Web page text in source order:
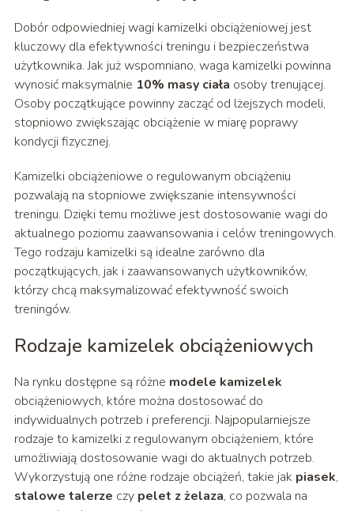
Dobór odpowiedniej wagi kamizelki obciążeniowej jest
kluczowy dla efektywności treningu i bezpieczeństwa
użytkownika. Jak już wspomniano, waga kamizelki powinna
wynosić maksymalnie 10% masy ciała osoby trenującej.
Osoby początkujące powinny zacząć od lżejszych modeli,
stopniowo zwiększając obciążenie w miarę poprawy
kondycji fizycznej.
Kamizelki obciążeniowe o regulowanym obciążeniu
pozwalają na stopniowe zwiększanie intensywności
treningu. Dzięki temu możliwe jest dostosowanie wagi do
aktualnego poziomu zaawansowania i celów treningowych.
Tego rodzaju kamizelki są idealne zarówno dla
początkujących, jak i zaawansowanych użytkowników,
którzy chcą maksymalizować efektywność swoich
treningów.
Rodzaje kamizelek obciążeniowych
Na rynku dostępne są różne modele kamizelek
obciążeniowych, które można dostosować do
indywidualnych potrzeb i preferencji. Najpopularniejsze
rodzaje to kamizelki z regulowanym obciążeniem, które
umożliwiają dostosowanie wagi do aktualnych potrzeb.
Wykorzystują one różne rodzaje obciążeń, takie jak piasek,
stalowe talerze czy pelet z żelaza, co pozwala na